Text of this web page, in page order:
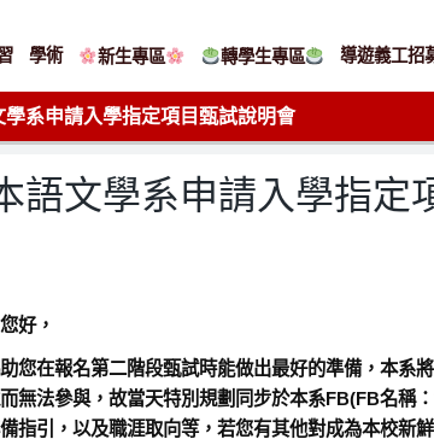
學術 新生專區 轉學生專區 導遊義工招
系申請入學指定項目甄試說明會
語文學系申請入學指定
好，
您在報名第二階段甄試時能做出最好的準備，本系
無法參與，故當天特別規劃同步於本系FB(FB名稱：
指引，以及職涯取向等，若您有其他對成為本校新